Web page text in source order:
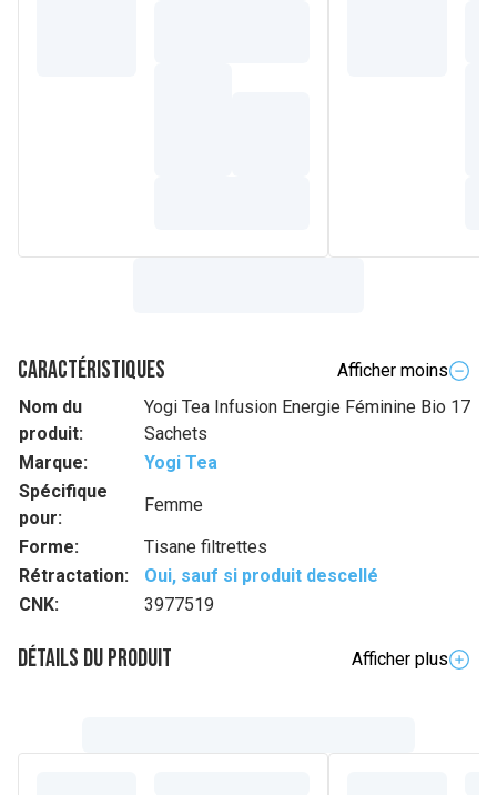
Caractéristiques
Afficher moins
Nom du
produit:
Yogi Tea Infusion Energie Féminine Bio 17
Sachets
Marque:
Yogi Tea
Spécifique
pour:
Femme
Forme:
Tisane filtrettes
Rétractation:
Oui, sauf si produit descellé
CNK:
3977519
Détails du produit
Afficher plus
Bonne nouvelle : vous avez en vous tout ce dont vous avez